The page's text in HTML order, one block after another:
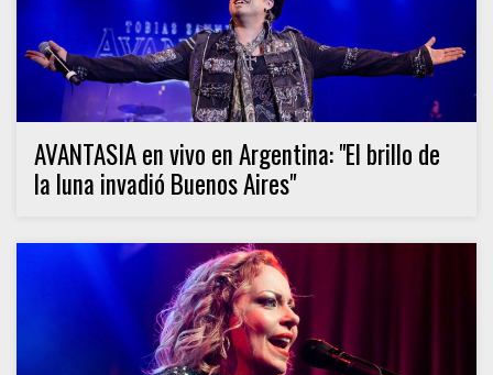
AVANTASIA en vivo en Argentina: "El brillo de
la luna invadió Buenos Aires"